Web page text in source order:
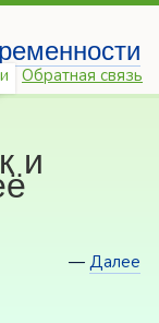
Обратная связь
и
—Далее